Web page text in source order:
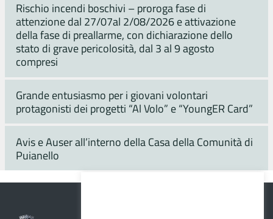
Rischio incendi boschivi – proroga fase di
attenzione dal 27/07al 2/08/2026 e attivazione
della fase di preallarme, con dichiarazione dello
stato di grave pericolosità, dal 3 al 9 agosto
compresi
Grande entusiasmo per i giovani volontari
protagonisti dei progetti “Al Volo” e “YoungER Card”
Avis e Auser all’interno della Casa della Comunità di
Puianello